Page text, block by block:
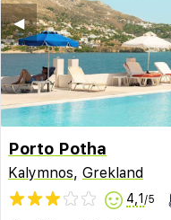
◀︎
Porto Potha
Kalymnos, Grekland
4,1 /5